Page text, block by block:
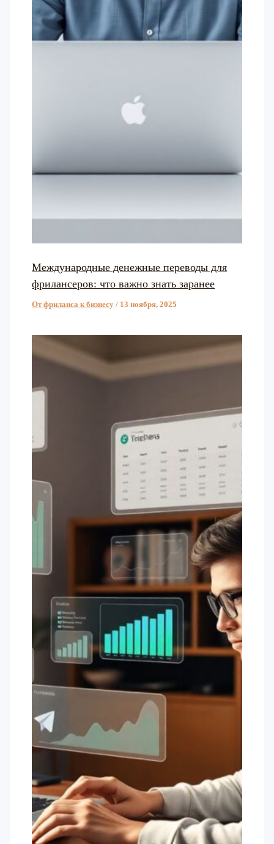
Международные денежные переводы для
фрилансеров: что важно знать заранее
От фриланса к бизнесу / 13 ноября, 2025